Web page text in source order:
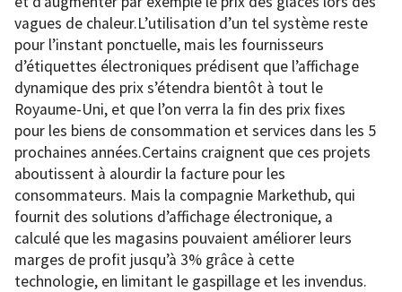
vagues de chaleur.L’utilisation d’un tel système reste
pour l’instant ponctuelle, mais les fournisseurs
d’étiquettes électroniques prédisent que l’affichage
dynamique des prix s’étendra bientôt à tout le
Royaume-Uni, et que l’on verra la fin des prix fixes
pour les biens de consommation et services dans les 5
prochaines années.Certains craignent que ces projets
aboutissent à alourdir la facture pour les
consommateurs. Mais la compagnie Markethub, qui
fournit des solutions d’affichage électronique, a
calculé que les magasins pouvaient améliorer leurs
marges de profit jusqu’à 3% grâce à cette
technologie, en limitant le gaspillage et les invendus.